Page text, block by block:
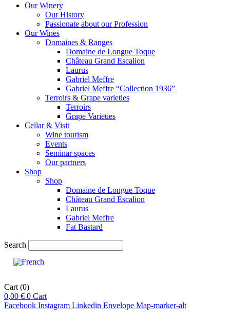
Our Winery
Our History
Passionate about our Profession
Our Wines
Domaines & Ranges
Domaine de Longue Toque
Château Grand Escalion
Laurus
Gabriel Meffre
Gabriel Meffre “Collection 1936”
Terroirs & Grape varieties
Terroirs
Grape Varieties
Cellar & Visit
Wine tourism
Events
Seminar spaces
Our partners
Shop
Shop
Domaine de Longue Toque
Château Grand Escalion
Laurus
Gabriel Meffre
Fat Bastard
Search
Cart (0)
0,00 € 0 Cart
Facebook Instagram Linkedin Envelope Map-marker-alt